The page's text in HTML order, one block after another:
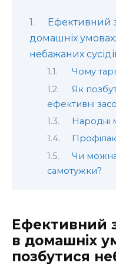
Ефективний
домашніх
небажаних
Чому
Як
ефективні
Народні
Чи можна
самотужки?
Ефективний
в домашніх
позбутися